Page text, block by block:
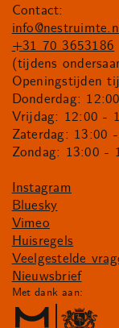
Contact:
+31 70 3653186
(tijdens
Openingstijden
Donderdag:
Vrijdag: 12:00 -
Zaterdag: 13:00
Zondag: 13:00 -
Instagram
Bluesky
Vimeo
Huisregels
Veelgestelde
Nieuwsbrief
Met dank aan: